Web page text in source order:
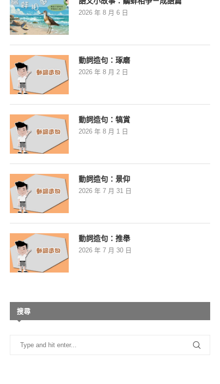
2026 年 8 月 6 日
動詞造句：琢磨
2026 年 8 月 2 日
動詞造句：犒賞
2026 年 8 月 1 日
動詞造句：景仰
2026 年 7 月 31 日
動詞造句：推舉
2026 年 7 月 30 日
搜尋